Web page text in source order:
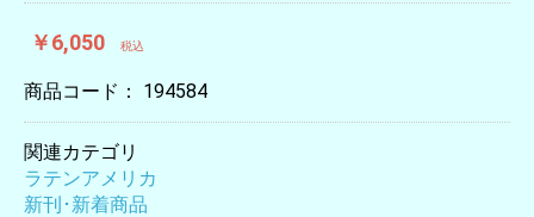
￥6,050 税込
商品コード： 194584
関連カテゴリ
ラテンアメリカ
新刊･新着商品